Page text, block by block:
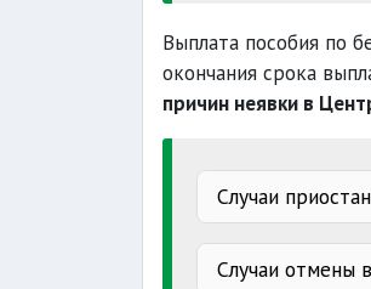
процентов
Выплата пособия по
окончания срока
причин неявки в
Случаи
Случаи отмены